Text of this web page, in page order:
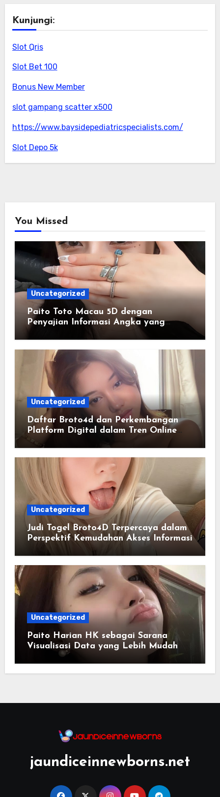
Kunjungi:
Slot Qris
Slot Bet 100
Bonus New Member
slot gampang scatter x500
https://www.baysidepediatricspecialists.com/
Slot Depo 5k
You Missed
Uncategorized
Paito Toto Macau 5D dengan
Penyajian Informasi Angka yang
Lengkap dan Terstruktur
Uncategorized
Daftar Broto4d dan Perkembangan
Platform Digital dalam Tren Online
Masa Kini
Uncategorized
Judi Togel Broto4D Terpercaya dalam
Perspektif Kemudahan Akses Informasi
Uncategorized
Paito Harian HK sebagai Sarana
Visualisasi Data yang Lebih Mudah
Dipahami
jaundiceinnewborns.net